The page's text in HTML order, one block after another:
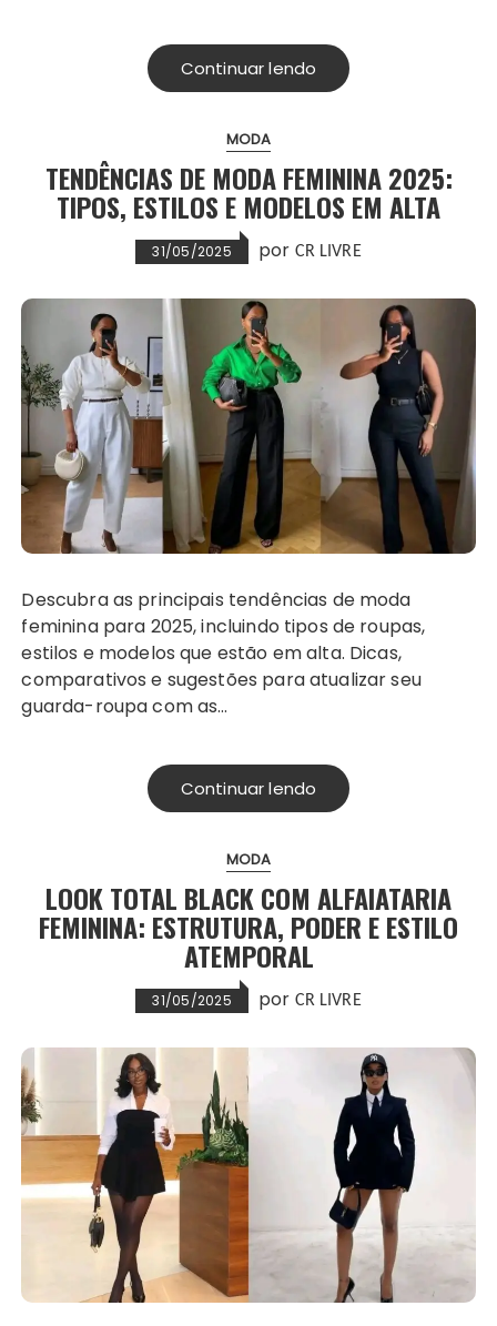
Continuar lendo
MODA
TENDÊNCIAS DE MODA FEMININA 2025:
TIPOS, ESTILOS E MODELOS EM ALTA
31/05/2025 por CR LIVRE
Descubra as principais tendências de moda
feminina para 2025, incluindo tipos de roupas,
estilos e modelos que estão em alta. Dicas,
comparativos e sugestões para atualizar seu
guarda-roupa com as…
Continuar lendo
MODA
LOOK TOTAL BLACK COM ALFAIATARIA
FEMININA: ESTRUTURA, PODER E ESTILO
ATEMPORAL
31/05/2025 por CR LIVRE